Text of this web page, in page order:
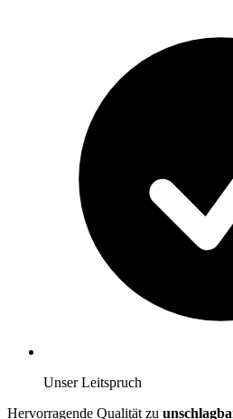
Unser Leitspruch
Hervorragende Qualität zu